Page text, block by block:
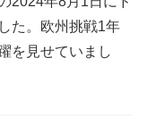
た。欧州挑戦1年
を見せていまし